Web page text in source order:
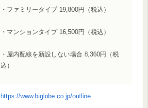
・ファミリータイプ 19,800円（税込）
・マンションタイプ 16,500円（税込）
・屋内配線を新設しない場合 8,360円（税
込）
https://www.biglobe.co.jp/outline